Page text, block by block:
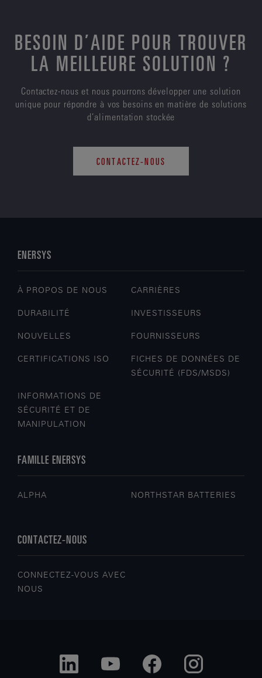
BESOIN D’AIDE POUR TROUVER
LA MEILLEURE SOLUTION ?
Contactez-nous et nous pourrons développer une solution
unique pour répondre à vos besoins en matière de solutions
d’alimentation stockée
CONTACTEZ-NOUS
ENERSYS
À PROPOS DE NOUS CARRIÈRES
DURABILITÉ INVESTISSEURS
NOUVELLES FOURNISSEURS
CERTIFICATIONS ISO
FICHES DE DONNÉES DE
SÉCURITÉ (FDS/MSDS)
INFORMATIONS DE
SÉCURITÉ ET DE
MANIPULATION
FAMILLE ENERSYS
ALPHA NORTHSTAR BATTERIES
CONTACTEZ-NOUS
CONNECTEZ-VOUS AVEC
NOUS